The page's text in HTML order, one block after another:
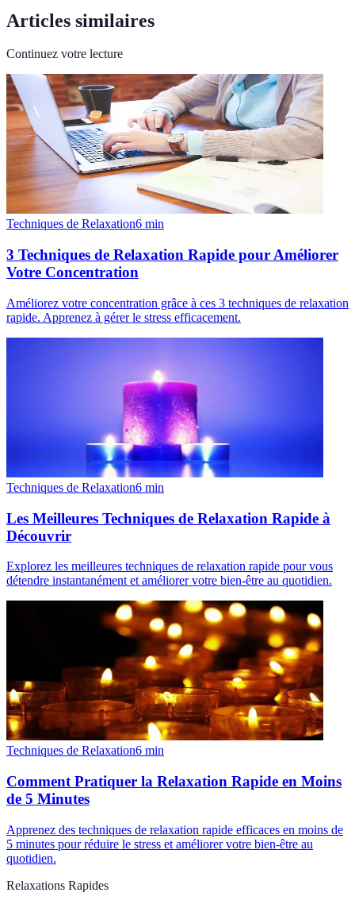
Articles similaires
Continuez votre lecture
Techniques de Relaxation6 min
3 Techniques de Relaxation Rapide pour Améliorer
Votre Concentration
Améliorez votre concentration grâce à ces 3 techniques de relaxation
rapide. Apprenez à gérer le stress efficacement.
Techniques de Relaxation6 min
Les Meilleures Techniques de Relaxation Rapide à
Découvrir
Explorez les meilleures techniques de relaxation rapide pour vous
détendre instantanément et améliorer votre bien-être au quotidien.
Techniques de Relaxation6 min
Comment Pratiquer la Relaxation Rapide en Moins
de 5 Minutes
Apprenez des techniques de relaxation rapide efficaces en moins de
5 minutes pour réduire le stress et améliorer votre bien-être au
quotidien.
Relaxations Rapides